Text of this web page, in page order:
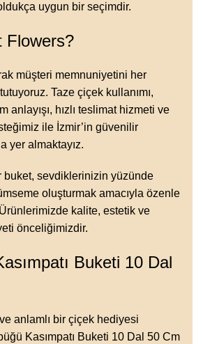
uygun bir seçimdir.
Flowers?
müşteri memnuniyetini her
Taze çiçek kullanımı,
anlayışı, hızlı teslimat hizmeti ve
ile İzmir’in güvenilir
yer almaktayız.
buket, sevdiklerinizin yüzünde
oluşturmak amacıyla özenle
Ürünlerimizde kalite, estetik ve
önceliğimizdir.
Buketi 10 Dal
anlamlı bir çiçek hediyesi
Kasımpatı Buketi 10 Dal 50 Cm